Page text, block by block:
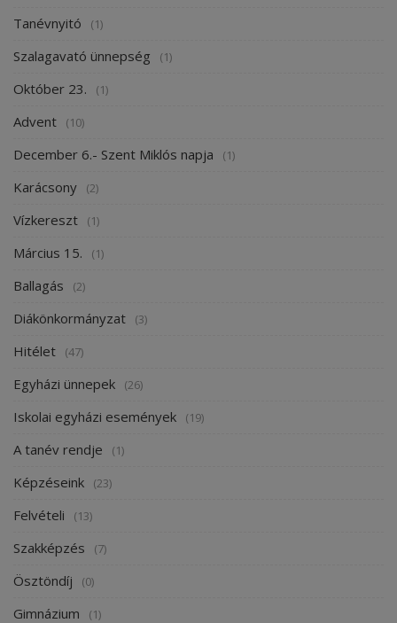
Tanévnyitó (1)
Szalagavató ünnepség (1)
Október 23. (1)
Advent (10)
December 6.- Szent Miklós napja (1)
Karácsony (2)
Vízkereszt (1)
Március 15. (1)
Ballagás (2)
Diákönkormányzat (3)
Hitélet (47)
Egyházi ünnepek (26)
Iskolai egyházi események (19)
A tanév rendje (1)
Képzéseink (23)
Felvételi (13)
Szakképzés (7)
Ösztöndíj (0)
Gimnázium (1)